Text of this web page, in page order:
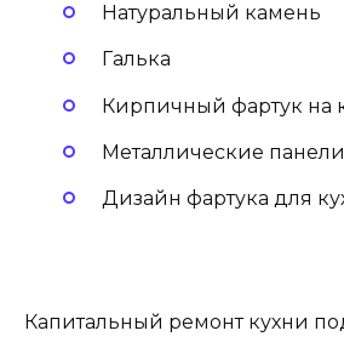
Натуральный камень
Галька
Кирпичный фартук на
Металлические панели
Дизайн фартука для
Капитальный ремонт кухни